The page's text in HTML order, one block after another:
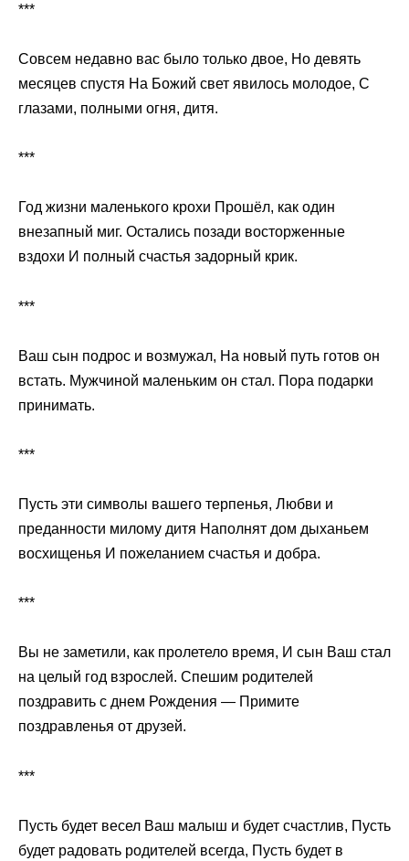
***
Совсем недавно вас было только двое, Но девять
месяцев спустя На Божий свет явилось молодое, С
глазами, полными огня, дитя.
***
Год жизни маленького крохи Прошёл, как один
внезапный миг. Остались позади восторженные
вздохи И полный счастья задорный крик.
***
Ваш сын подрос и возмужал, На новый путь готов он
встать. Мужчиной маленьким он стал. Пора подарки
принимать.
***
Пусть эти символы вашего терпенья, Любви и
преданности милому дитя Наполнят дом дыханьем
восхищенья И пожеланием счастья и добра.
***
Вы не заметили, как пролетело время, И сын Ваш стал
на целый год взрослей. Спешим родителей
поздравить с днем Рождения — Примите
поздравленья от друзей.
***
Пусть будет весел Ваш малыш и будет счастлив, Пусть
будет радовать родителей всегда, Пусть будет в